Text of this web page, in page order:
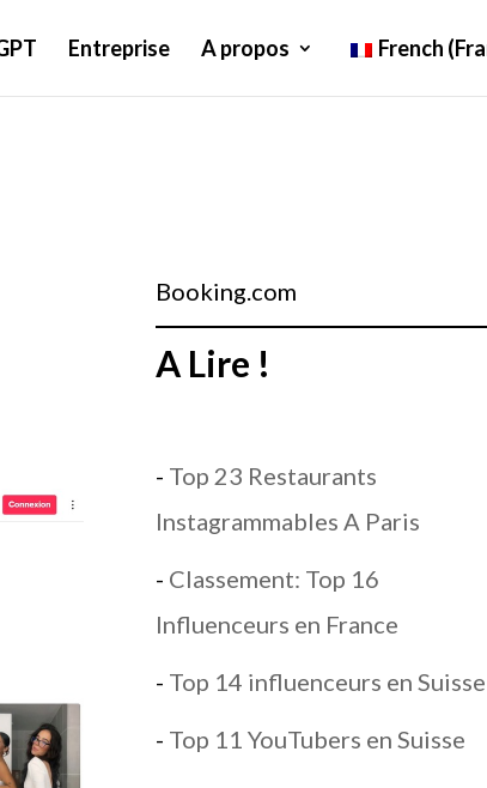
Entreprise A propos French
Booking.com
A Lire !
- Top 23 Restaurants
Instagrammables A Paris
- Classement: Top 16
Influenceurs en France
- Top 14 influenceurs en Suisse
- Top 11 YouTubers en Suisse